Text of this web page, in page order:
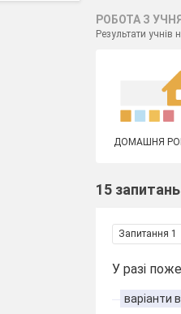
РОБОТА З
Результати учнів
ДОМАШНЯ
15 запитань
Запитання 1
У разі
варіанти